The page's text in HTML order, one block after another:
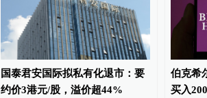
国泰君安国际拟私有化退市：要
约价3港元/股，溢价超44%
伯克希
买入